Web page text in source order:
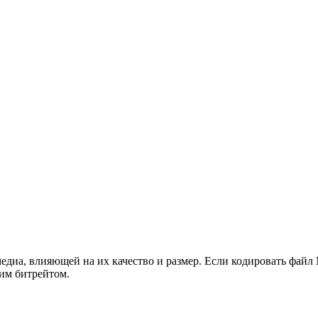
влияющей на их качество и размер. Если кодировать
битрейтом.